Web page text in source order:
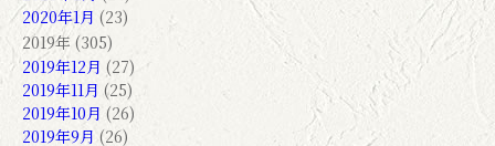
2020年1月 (23)
2019年 (305)
2019年12月 (27)
2019年11月 (25)
2019年10月 (26)
2019年9月 (26)